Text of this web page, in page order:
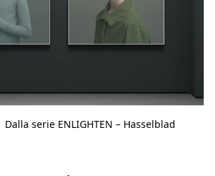
serie ENLIGHTEN – Hasselblad